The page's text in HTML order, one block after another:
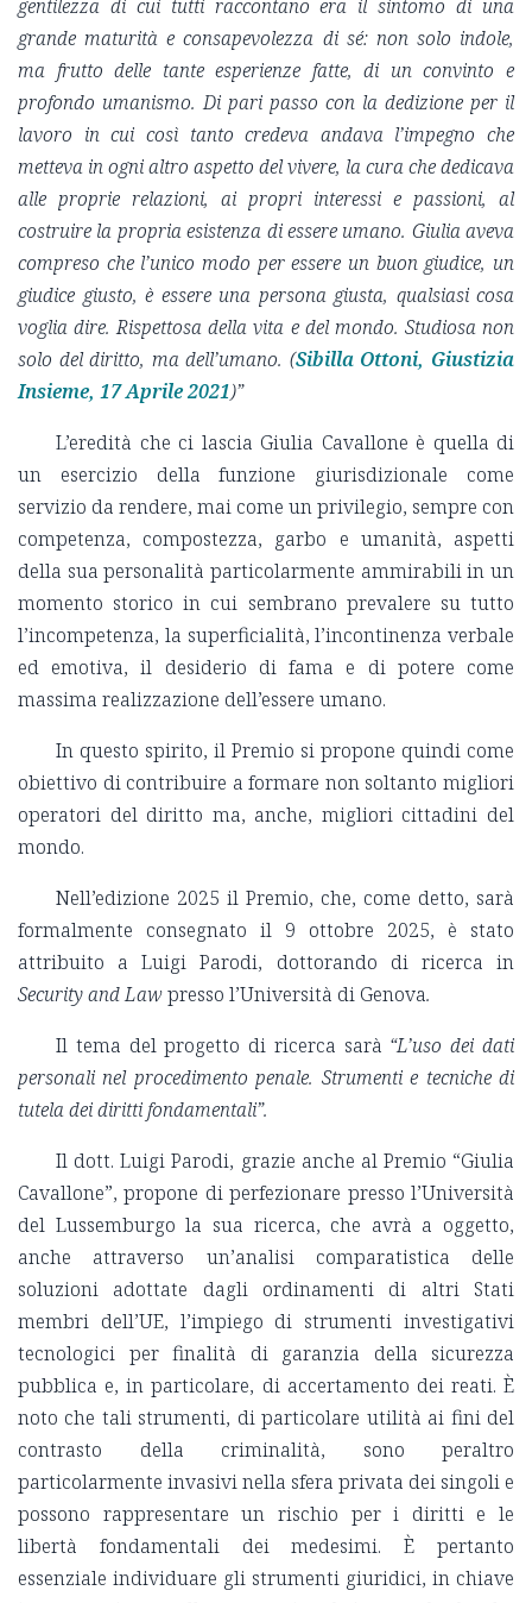
gentilezza di cui tutti raccontano era il sintomo di una
grande maturità e consapevolezza di sé: non solo indole,
ma frutto delle tante esperienze fatte, di un convinto e
profondo umanismo. Di pari passo con la dedizione per il
lavoro in cui così tanto credeva andava l’impegno che
metteva in ogni altro aspetto del vivere, la cura che dedicava
alle proprie relazioni, ai propri interessi e passioni, al
costruire la propria esistenza di essere umano. Giulia aveva
compreso che l’unico modo per essere un buon giudice, un
giudice giusto, è essere una persona giusta, qualsiasi cosa
voglia dire. Rispettosa della vita e del mondo. Studiosa non
solo del diritto, ma dell’umano. (Sibilla Ottoni, Giustizia
Insieme, 17 Aprile 2021)”
L’eredità che ci lascia Giulia Cavallone è quella di
un esercizio della funzione giurisdizionale come
servizio da rendere, mai come un privilegio, sempre con
competenza, compostezza, garbo e umanità, aspetti
della sua personalità particolarmente ammirabili in un
momento storico in cui sembrano prevalere su tutto
l’incompetenza, la superficialità, l’incontinenza verbale
ed emotiva, il desiderio di fama e di potere come
massima realizzazione dell’essere umano.
In questo spirito, il Premio si propone quindi come
obiettivo di contribuire a formare non soltanto migliori
operatori del diritto ma, anche, migliori cittadini del
mondo.
Nell’edizione 2025 il Premio, che, come detto, sarà
formalmente consegnato il 9 ottobre 2025, è stato
attribuito a Luigi Parodi, dottorando di ricerca in
Security and Lawpresso l’Università di Genova.
Il tema del progetto di ricerca sarà “L’uso dei dati
personali nel procedimento penale. Strumenti e tecniche di
tutela dei diritti fondamentali”.
Il dott. Luigi Parodi, grazie anche al Premio “Giulia
Cavallone”, propone di perfezionare presso l’Università
del Lussemburgo la sua ricerca, che avrà a oggetto,
anche attraverso un’analisi comparatistica delle
soluzioni adottate dagli ordinamenti di altri Stati
membri dell’UE, l’impiego di strumenti investigativi
tecnologici per finalità di garanzia della sicurezza
pubblica e, in particolare, di accertamento dei reati. È
noto che tali strumenti, di particolare utilità ai fini del
contrasto della criminalità, sono peraltro
particolarmente invasivi nella sfera privata dei singoli e
possono rappresentare un rischio per i diritti e le
libertà fondamentali dei medesimi. È pertanto
essenziale individuare gli strumenti giuridici, in chiave